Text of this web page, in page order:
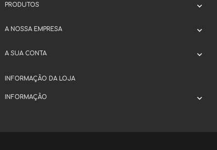
PRODUTOS 
A NOSSA EMPRESA 
A SUA CONTA 
INFORMAÇÃO DA LOJA
INFORMAÇÃO 